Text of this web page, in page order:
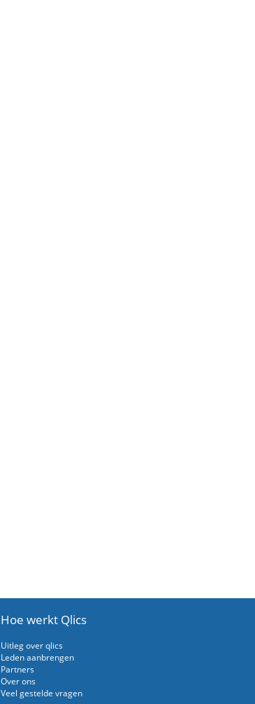
Hoe werkt Qlics
Uitleg over qlics
Leden aanbrengen
Partners
Over ons
Veel gestelde vragen